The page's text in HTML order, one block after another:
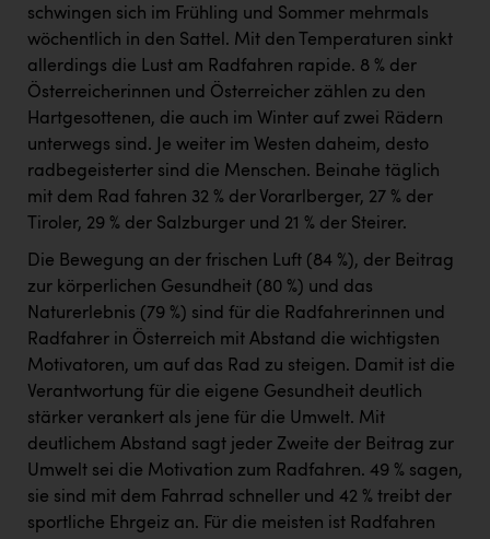
schwingen sich im Frühling und Sommer mehrmals
wöchentlich in den Sattel. Mit den Temperaturen sinkt
allerdings die Lust am Radfahren rapide. 8 % der
Österreicherinnen und Österreicher zählen zu den
Hartgesottenen, die auch im Winter auf zwei Rädern
unterwegs sind. Je weiter im Westen daheim, desto
radbegeisterter sind die Menschen. Beinahe täglich
mit dem Rad fahren 32 % der Vorarlberger, 27 % der
Tiroler, 29 % der Salzburger und 21 % der Steirer.
Die Bewegung an der frischen Luft (84 %), der Beitrag
zur körperlichen Gesundheit (80 %) und das
Naturerlebnis (79 %) sind für die Radfahrerinnen und
Radfahrer in Österreich mit Abstand die wichtigsten
Motivatoren, um auf das Rad zu steigen. Damit ist die
Verantwortung für die eigene Gesundheit deutlich
stärker verankert als jene für die Umwelt. Mit
deutlichem Abstand sagt jeder Zweite der Beitrag zur
Umwelt sei die Motivation zum Radfahren. 49 % sagen,
sie sind mit dem Fahrrad schneller und 42 % treibt der
sportliche Ehrgeiz an. Für die meisten ist Radfahren